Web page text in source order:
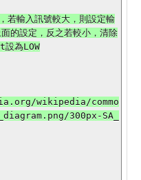
若輸入訊號較大，則設定輸
的設定，反之若較小，清除
為LOW
wikipedia/commo
300px-SA_